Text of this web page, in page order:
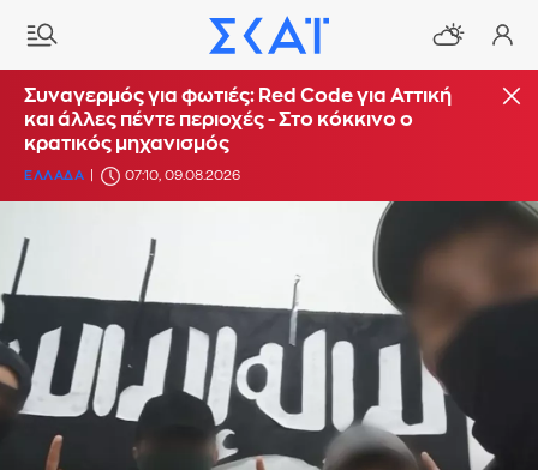
Συναγερμός για φωτιές: Red Code για Αττική
και άλλες πέντε περιοχές - Στο κόκκινο ο
κρατικός μηχανισμός
ΕΛΛΑΔΑ 07:10, 09.08.2026